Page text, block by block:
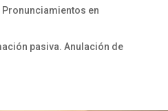
en
pasiva. Anulación de